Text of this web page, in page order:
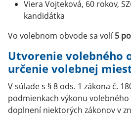
Viera Vojteková, 60 rokov,
kandidátka
Vo volebnom obvode sa volí5
Utvorenie volebného
určenie volebnej
V súlade s § 8 ods. 1 zákona č.
podmienkach výkonu volebného
doplnení niektorých zákonov v